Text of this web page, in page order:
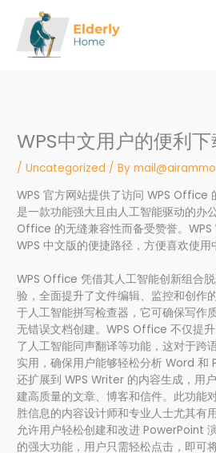
content
WPS中文用户的便利
/Uncategorized / By
WPS 官方网站提供了访问 WPS Office
是一款功能强大且由人工智能驱动的
Office 的无缝兼容性而备受赞誉。
WPS 中文版的便捷路径，方便喜欢使用
WPS Office 凭借其人工智能创新组合
验，全面提升了文件编辑、监控和创作
于人工智能拼写检查器，它可确保写作
无错误文档创建。WPS Office 不仅提
了人工智能同声翻译等功能，这对于跨
实用，确保用户能够轻松分析 Word 和
还扩展到 WPS Writer 的内容生成，用
建高质量的文章、博客和信件。此功能
胜信息的内容设计师和专业人士尤其有
允许用户轻松创建和改进 PowerPoint
的强大功能，用户只需轻松点击，即可